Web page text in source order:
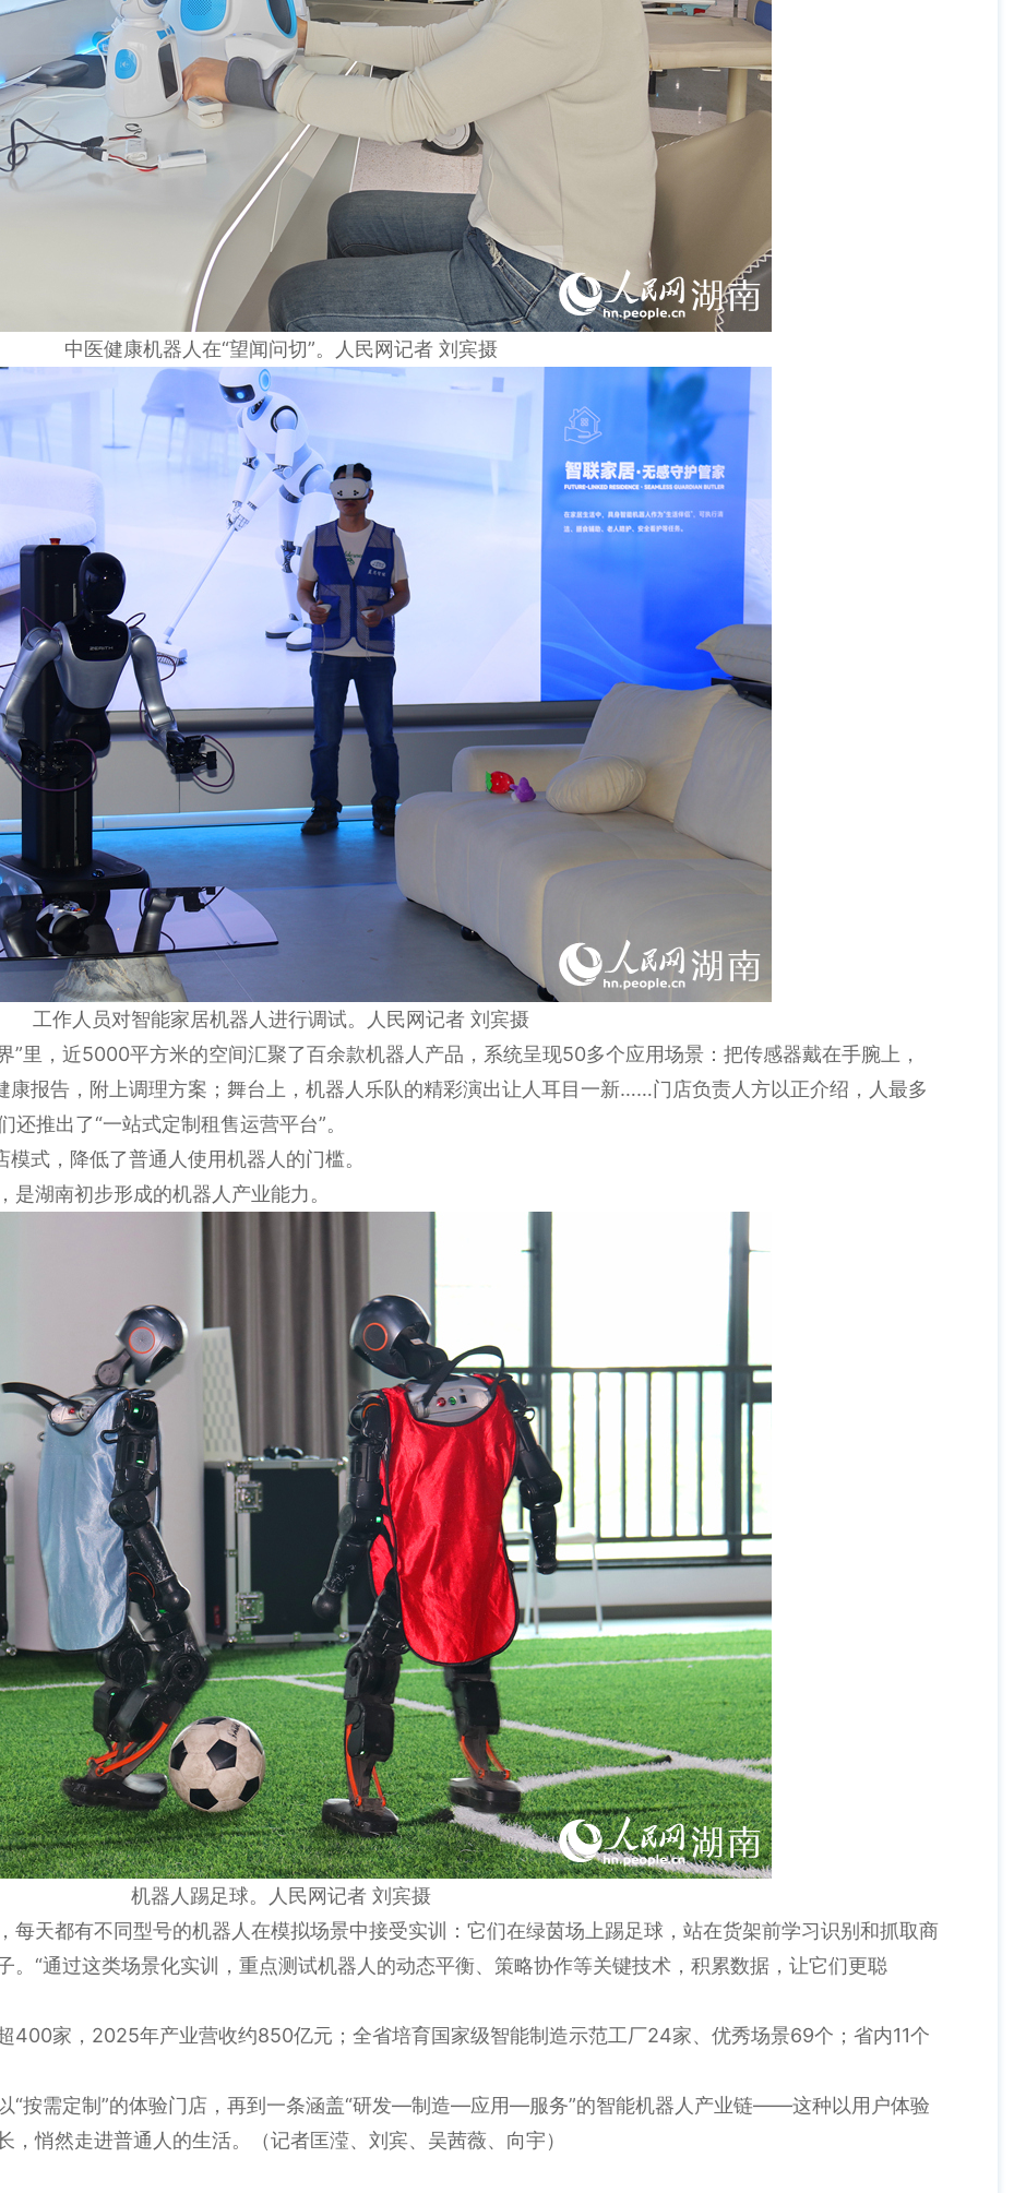
中医健康机器人在“望闻问切”。人民网记者 刘宾摄
工作人员对智能家居机器人进行调试。人民网记者 刘宾摄
”里，近5000平方米的空间汇聚了百余款机器人产品，系统呈现50多个应用场景：把传感器戴在手腕上，
康报告，附上调理方案；舞台上，机器人乐队的精彩演出让人耳目一新……门店负责人方以正介绍，人最多
推出了“一站式定制租售运营平台”。
式，降低了普通人使用机器人的门槛。
湖南初步形成的机器人产业能力。
机器人踢足球。人民网记者 刘宾摄
每天都有不同型号的机器人在模拟场景中接受实训：它们在绿茵场上踢足球，站在货架前学习识别和抓取商
。“通过这类场景化实训，重点测试机器人的动态平衡、策略协作等关键技术，积累数据，让它们更聪
400家，2025年产业营收约850亿元；全省培育国家级智能制造示范工厂24家、优秀场景69个；省内11个
“按需定制”的体验门店，再到一条涵盖“研发—制造—应用—服务”的智能机器人产业链——这种以用户体验
悄然走进普通人的生活。（记者匡滢、刘宾、吴茜薇、向宇）